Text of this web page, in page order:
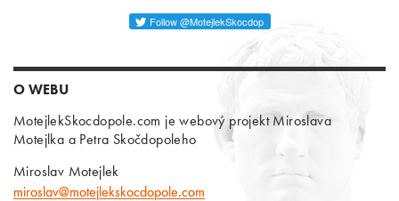
Follow @MotejlekSkocdop
O WEBU
MotejlekSkocdopole.com je webový projekt Miroslava
Motejlka a Petra Skočdopoleho
Miroslav Motejlek
miroslav@motejlekskocdopole.com